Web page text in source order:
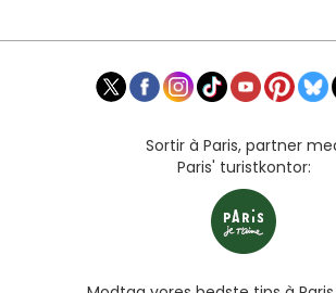
Sortir à Paris, partner
Paris' turistkontor: